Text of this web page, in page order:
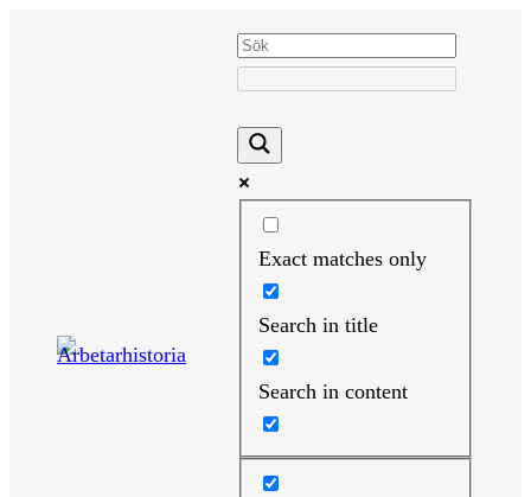
Exact matches only
Search in title
Search in content